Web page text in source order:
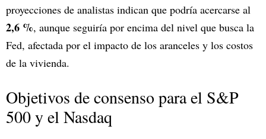
proyecciones de analistas indican que podría acercarse al
2,6 %, aunque seguiría por encima del nivel que busca la
Fed, afectada por el impacto de los aranceles y los costos
de la vivienda.
Objetivos de consenso para el S&P
500 y el Nasdaq